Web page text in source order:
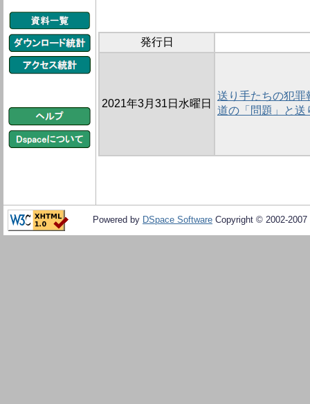
発行日
2021年3月31日水曜日
送り手たちの犯
道の「問題」と
Powered by DSpace Software Copyright © 2002-2007